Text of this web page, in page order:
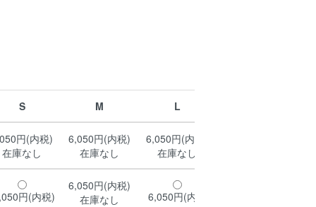
S M L
円(内税)
在庫なし
6,050円(内税)
在庫なし
6,050円(内税)
在庫なし
円(内税)
6,050円(内税)
在庫なし
6,050円(内税)